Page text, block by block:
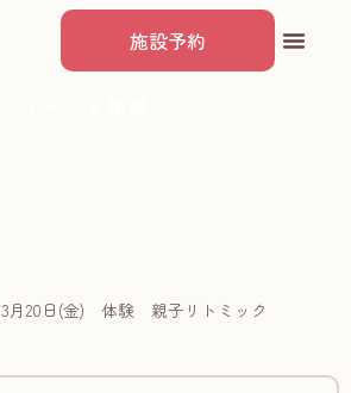
施設予約
3月20日(金) 体験 親子リトミック